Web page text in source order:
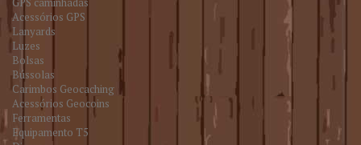
Acessórios GPS
Lanyards
Luzes
Bolsas
Bússolas
Carimbos Geocaching
Acessórios Geocoins
Ferramentas
Equipamento T5